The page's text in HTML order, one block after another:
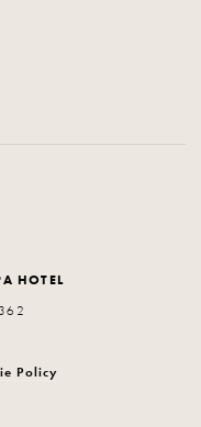
HOTEL
Policy